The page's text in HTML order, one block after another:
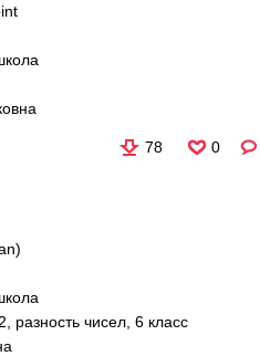
78 0
разность чисел 6 класс